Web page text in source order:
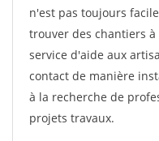
n'est pas toujours
trouver des chantiers
service d'aide aux
contact de manière
à la recherche de
projets travaux.